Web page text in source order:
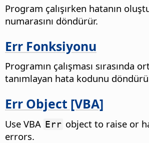
Program çalışırken hatanın
numarasını döndürür.
Err Fonksiyonu
Programın çalışması sırasında
tanımlayan hata kodunu
Err Object [VBA]
Use VBA Err object to raise or
errors.